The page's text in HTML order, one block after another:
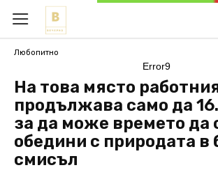
Любопитно
Error9
На това място
продължава само да
за да може времето да
обедини с природата в
смисъл